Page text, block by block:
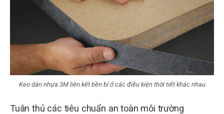
Keo dán nhựa 3M liên kết bền bỉ ở các điều kiện thời tiết khác nhau
Tuân thủ các tiêu chuẩn an toàn môi trường